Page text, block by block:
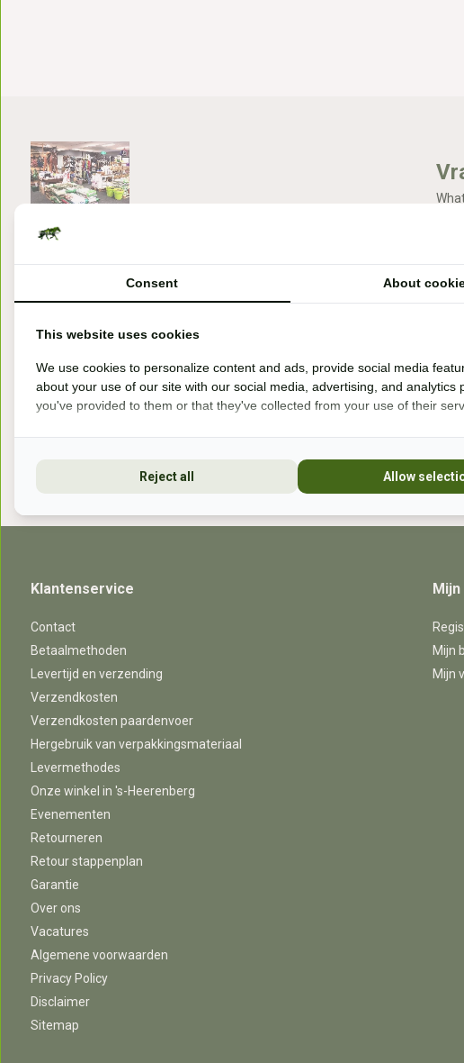
Bezoek onze winkel
Openingstijden
10
Klantenservice
Contact
Betaalmethoden
Levertijd en verzending
Verzendkosten
Verzendkosten paardenvoer
Hergebruik van verpakkingsmateriaal
Levermethodes
Onze winkel in 's-Heerenberg
Evenementen
Retourneren
Retour stappenplan
Garantie
Over ons
Vacatures
Algemene voorwaarden
Privacy Policy
Disclaimer
Sitemap
Mijn
Mijn
Consent About
This website uses cookies
We use cookies to personalize content and ads, provide social media
about your use of our site with our social media, advertising, and
you've provided to them or that they've collected from your use of their
Reject all Allow